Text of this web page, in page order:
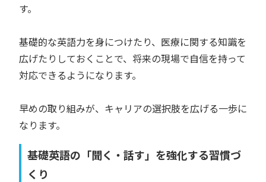
す。
基礎的な英語力を身につけたり、医療に関する知識を
広げたりしておくことで、将来の現場で自信を持って
対応できるようになります。
早めの取り組みが、キャリアの選択肢を広げる一歩に
なります。
基礎英語の「聞く・話す」を強化する習慣づ
くり